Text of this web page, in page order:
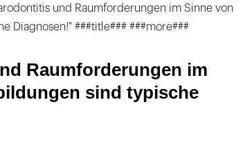
und Raumforderungen im Sinne von
Diagnosen!" ###title### ###more###
Raumforderungen im
sind typische